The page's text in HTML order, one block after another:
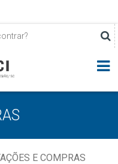
E COMPRAS